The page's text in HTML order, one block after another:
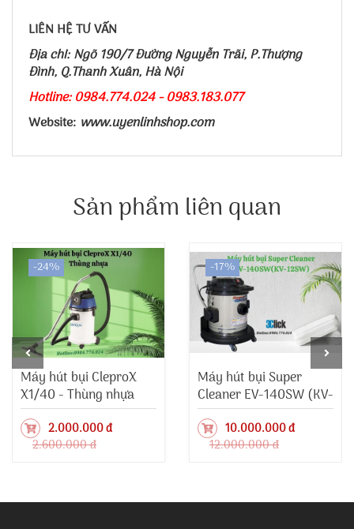
LIÊN HỆ TƯ VẤN
Địa chỉ: Ngõ 190/7 Đường Nguyễn Trãi, P.Thượng
Đình, Q.Thanh Xuân, Hà Nội
Hotline: 0984.774.024 - 0983.183.077
Website: www.uyenlinhshop.com
Sản phẩm liên quan
-24%
Máy hút bụi CleproX
X1/40 - Thùng nhựa
2.000.000 đ
2.600.000 đ
-17%
Máy hút bụi Super
Cleaner EV-140SW (KV-
12SW)
10.000.000 đ
12.000.000 đ